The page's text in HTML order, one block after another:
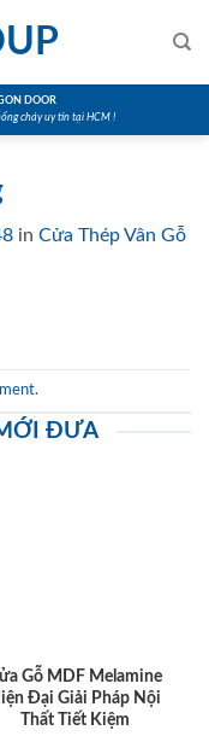
DOOR
cháy uy tín tại HCM !
in Cửa Thép Vân Gỗ
.
ĐƯA
Gỗ MDF Melamine
Đại Giải Pháp Nội
Thất Tiết Kiệm